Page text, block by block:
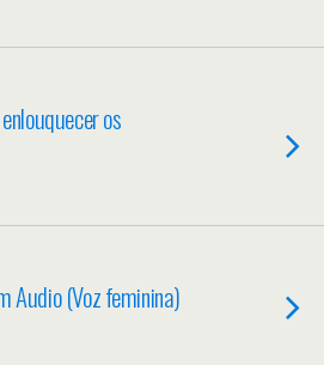
os
Audio (Voz feminina)